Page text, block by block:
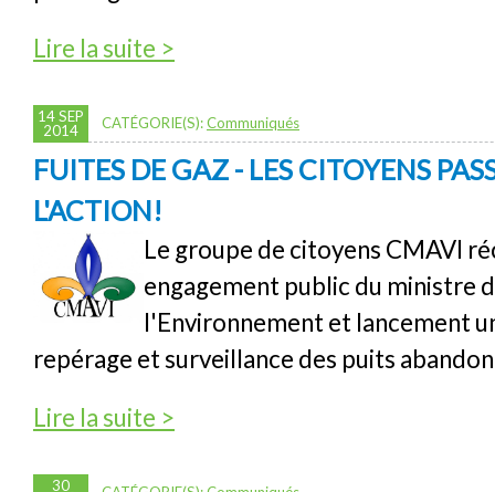
Lire la suite >
14 SEP
2014
CATÉGORIE(S):Communiqués
FUITES DE GAZ - LES CITOYENS
L'ACTION!
Le groupe de citoyens CMAVI
engagement public du ministre
l'Environnement et lancement
repérage et surveillance des puits
Lire la suite >
30